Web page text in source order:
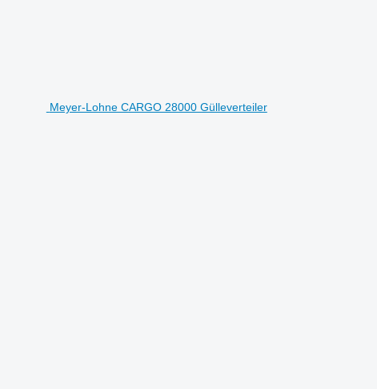
Meyer-Lohne CARGO 28000 Gülleverteiler